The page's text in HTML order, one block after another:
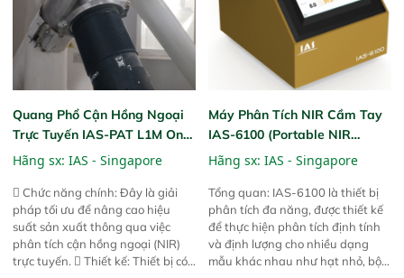
Quang Phổ Cận Hồng Ngoại
Trực Tuyến IAS-PAT L1M On-
Line NIR
Hãng sx: IAS - Singapore
 Chức năng chính: Đây là giải
pháp tối ưu để nâng cao hiệu
suất sản xuất thông qua việc
phân tích cận hồng ngoại (NIR)
trực tuyến.  Thiết kế: Thiết bị có
Máy Phân Tích NIR Cầm Tay
IAS-6100 (Portable NIR
Analyzer)
Hãng sx: IAS - Singapore
Tổng quan: IAS-6100 là thiết bị
phân tích đa năng, được thiết kế
để thực hiện phân tích định tính
và định lượng cho nhiều dạng
mẫu khác nhau như hạt nhỏ, bột,